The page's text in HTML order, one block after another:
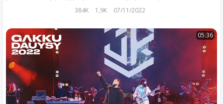
384K 1,9K 07/11/2022
05:36